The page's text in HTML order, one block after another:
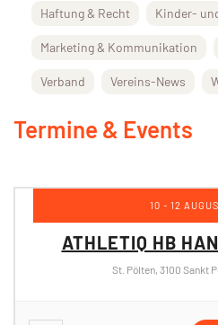
Haftung & Recht Kinder-
Marketing & Kommunikation
Verband Vereins-News
Termine & Events
10 - 12
ATHLETIQ HB
St. Pölten, 3100 Sankt